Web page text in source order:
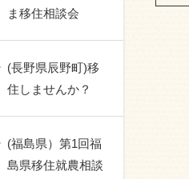
ま移住相談会
(長野県辰野町)移
住しませんか？
(福島県）第1回福
島県移住就農相談